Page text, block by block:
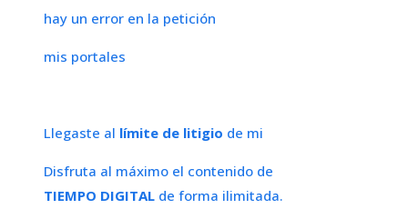
hay un error en la petición
mis portales
Llegaste al límite de litigio de mi
Disfruta al máximo el contenido de
TIEMPO DIGITAL de forma ilimitada.